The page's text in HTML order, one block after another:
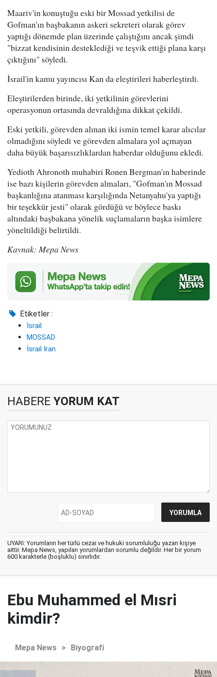
Maariv'in konuştuğu eski bir Mossad yetkilisi de
Gofman'ın başbakanın askeri sekreteri olarak görev
yaptığı dönemde plan üzerinde çalıştığını ancak şimdi
"bizzat kendisinin desteklediği ve teşvik ettiği plana karşı
çıktığını" söyledi.
İsrail'in kamu yayıncısı Kan da eleştirileri haberleştirdi.
Eleştirilerden birinde, iki yetkilinin görevlerini
operasyonun ortasında devraldığına dikkat çekildi.
Eski yetkili, görevden alınan iki ismin temel karar alıcılar
olmadığını söyledi ve görevden almalara yol açmayan
daha büyük başarısızlıklardan haberdar olduğunu ekledi.
Yedioth Ahronoth muhabiri Ronen Bergman'ın haberinde
ise bazı kişilerin görevden almaları, "Gofman'ın Mossad
başkanlığına atanması karşılığında Netanyahu'ya yaptığı
bir teşekkür jesti" olarak gördüğü ve böylece baskı
altındaki başbakana yönelik suçlamaların başka isimlere
yöneltildiği belirtildi.
Kaynak: Mepa News
Etiketler :
İsrail
MOSSAD
İsrail İran
HABERE YORUM KAT
UYARI: Yorumların her türlü cezai ve hukuki sorumluluğu yazan kişiye
aittir. Mepa News, yapılan yorumlardan sorumlu değildir. Her bir yorum
600 karakterle (boşluklu) sınırlıdır.
Ebu Muhammed el Mısri
kimdir?
Mepa News > Biyografi